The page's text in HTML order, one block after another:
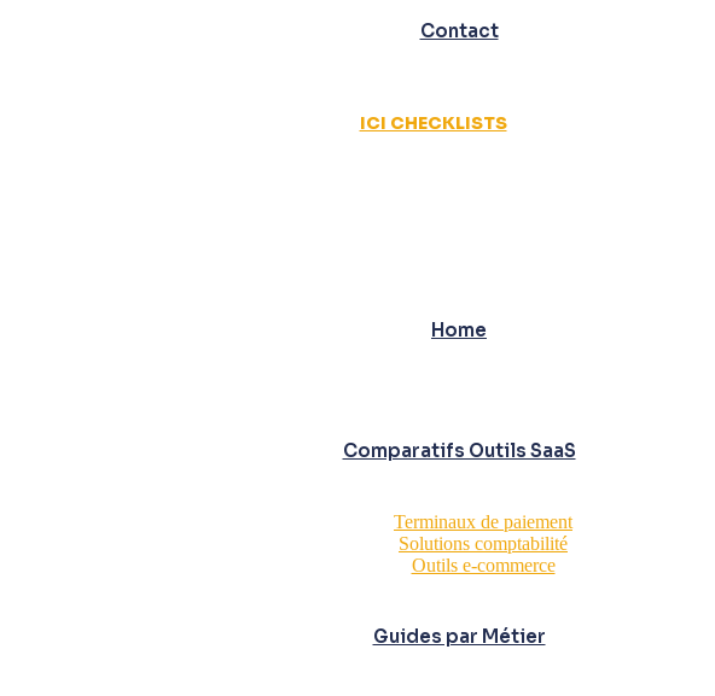
Contact
ICI CHECKLISTS
Home
Comparatifs Outils SaaS
Terminaux de paiement
Solutions comptabilité
Outils e-commerce
Guides par Métier